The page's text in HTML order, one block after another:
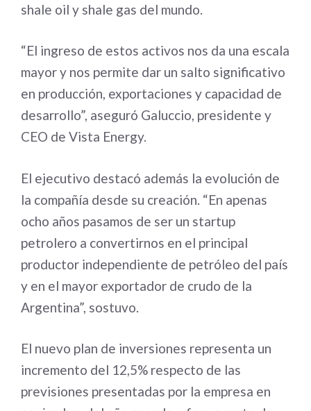
shale oil y shale gas del mundo.
“El ingreso de estos activos nos da una escala
mayor y nos permite dar un salto significativo
en producción, exportaciones y capacidad de
desarrollo”, aseguró Galuccio, presidente y
CEO de Vista Energy.
El ejecutivo destacó además la evolución de
la compañía desde su creación. “En apenas
ocho años pasamos de ser un startup
petrolero a convertirnos en el principal
productor independiente de petróleo del país
y en el mayor exportador de crudo de la
Argentina”, sostuvo.
El nuevo plan de inversiones representa un
incremento del 12,5% respecto de las
previsiones presentadas por la empresa en